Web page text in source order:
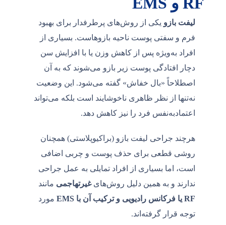
لیفت بازو یکی از روش‌های پرطرفدار برای بهبود
فرم و سفتی پوست ناحیه بازوهاست. بسیاری از
افراد به‌ویژه پس از کاهش وزن یا با افزایش سن
دچار افتادگی پوست زیر بازو می‌شوند که به آن
اصطلاحاً «بال خفاش» گفته می‌شود. این وضعیت
نه‌تنها از نظر ظاهری ناخوشایند است بلکه می‌تواند
اعتمادبه‌نفس فرد را نیز کاهش دهد.
هرچند جراحی لیفت بازو (براکیوپلاستی) همچنان
روشی قطعی برای حذف پوست و چربی اضافی
است، اما بسیاری از افراد تمایلی به عمل جراحی
ندارند و به همین دلیل روش‌هایغیرتهاجمی مانند
RF یا فرکانس رادیویی و ترکیب آن با EMS
مورد
توجه قرار گرفته‌اند.